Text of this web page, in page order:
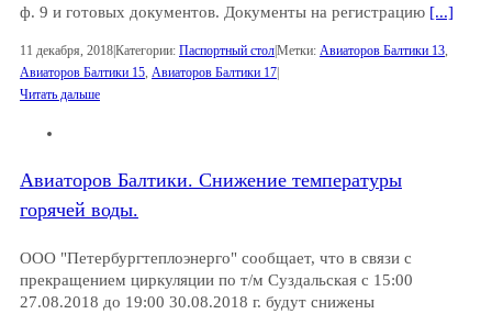
ф. 9 и готовых документов. Документы на регистрацию [...]
11 декабря, 2018|Категории: Паспортный стол|Метки: Авиаторов Балтики 13
Авиаторов Балтики 15 Авиаторов Балтики 17|
Читать дальше
Авиаторов Балтики. Снижение температуры
горячей воды.
ООО "Петербургтеплоэнерго" сообщает, что в связи с
прекращением циркуляции по т/м Суздальская с 15:00
27.08.2018 до 19:00 30.08.2018 г. будут снижены